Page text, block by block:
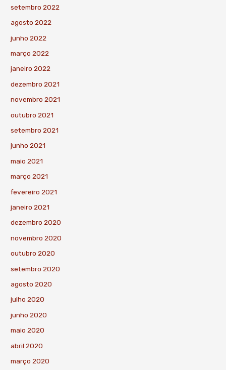
setembro 2022
agosto 2022
junho 2022
março 2022
janeiro 2022
dezembro 2021
novembro 2021
outubro 2021
setembro 2021
junho 2021
maio 2021
março 2021
fevereiro 2021
janeiro 2021
dezembro 2020
novembro 2020
outubro 2020
setembro 2020
agosto 2020
julho 2020
junho 2020
maio 2020
abril 2020
março 2020